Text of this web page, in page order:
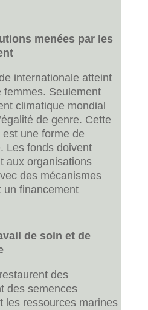
menées par les
internationale atteint
femmes. Seulement
climatique mondial
de genre. Cette
une forme de
Les fonds doivent
aux organisations
des mécanismes
un financement
de soin et de
des
des semences
les ressources marines